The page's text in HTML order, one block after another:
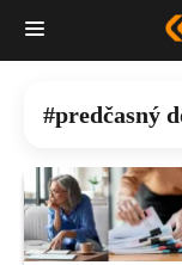
predčasný